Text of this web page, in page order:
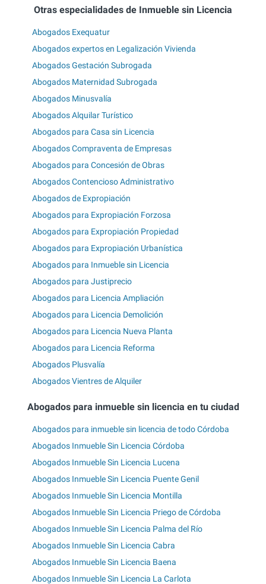
Otras especialidades de Inmueble sin Licencia
Abogados Exequatur
Abogados expertos en Legalización Vivienda
Abogados Gestación Subrogada
Abogados Maternidad Subrogada
Abogados Minusvalía
Abogados Alquilar Turístico
Abogados para Casa sin Licencia
Abogados Compraventa de Empresas
Abogados para Concesión de Obras
Abogados Contencioso Administrativo
Abogados de Expropiación
Abogados para Expropiación Forzosa
Abogados para Expropiación Propiedad
Abogados para Expropiación Urbanística
Abogados para Inmueble sin Licencia
Abogados para Justiprecio
Abogados para Licencia Ampliación
Abogados para Licencia Demolición
Abogados para Licencia Nueva Planta
Abogados para Licencia Reforma
Abogados Plusvalía
Abogados Vientres de Alquiler
Abogados para inmueble sin licencia en tu ciudad
Abogados para inmueble sin licencia de todo Córdoba
Abogados Inmueble Sin Licencia Córdoba
Abogados Inmueble Sin Licencia Lucena
Abogados Inmueble Sin Licencia Puente Genil
Abogados Inmueble Sin Licencia Montilla
Abogados Inmueble Sin Licencia Priego de Córdoba
Abogados Inmueble Sin Licencia Palma del Río
Abogados Inmueble Sin Licencia Cabra
Abogados Inmueble Sin Licencia Baena
Abogados Inmueble Sin Licencia La Carlota